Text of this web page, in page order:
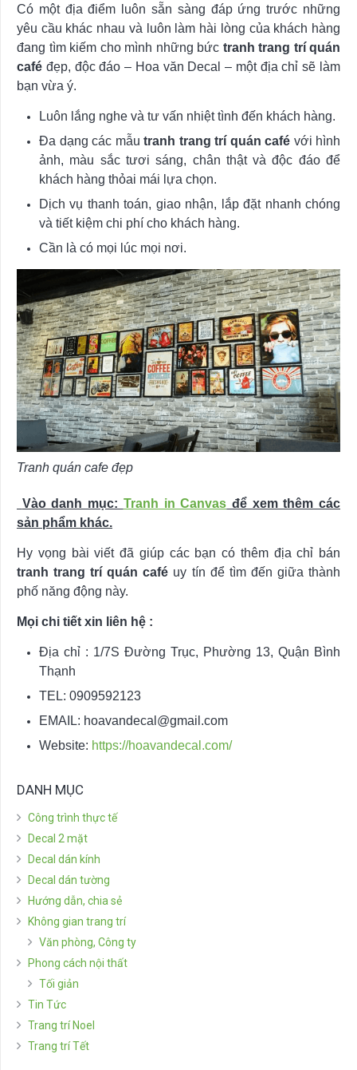
Có một địa điểm luôn sẵn sàng đáp ứng trước những
yêu cầu khác nhau và luôn làm hài lòng của khách hàng
đang tìm kiếm cho mình những bức tranh trang trí quán
café đẹp, độc đáo – Hoa văn Decal – một địa chỉ sẽ làm
bạn vừa ý.
Luôn lắng nghe và tư vấn nhiệt tình đến khách hàng.
Đa dạng các mẫu tranh trang trí quán café với hình
ảnh, màu sắc tươi sáng, chân thật và độc đáo để
khách hàng thỏai mái lựa chọn.
Dịch vụ thanh toán, giao nhận, lắp đặt nhanh chóng
và tiết kiệm chi phí cho khách hàng.
Cần là có mọi lúc mọi nơi.
Tranh quán cafe đẹp
Vào danh mục: Tranh in Canvas để xem thêm các
sản phẩm khác.
Hy vọng bài viết đã giúp các bạn có thêm địa chỉ bán
tranh trang trí quán café uy tín để tìm đến giữa thành
phố năng động này.
Mọi chi tiết xin liên hệ :
Địa chỉ : 1/7S Đường Trục, Phường 13, Quận Bình
Thạnh
TEL: 0909592123
EMAIL: hoavandecal@gmail.com
Website: https://hoavandecal.com/
DANH MỤC
Công trình thực tế
Decal 2 mặt
Decal dán kính
Decal dán tường
Hướng dẫn, chia sẻ
Không gian trang trí
Văn phòng, Công ty
Phong cách nội thất
Tối giản
Tin Tức
Trang trí Noel
Trang trí Tết